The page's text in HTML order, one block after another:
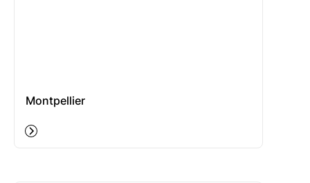
Montpellier